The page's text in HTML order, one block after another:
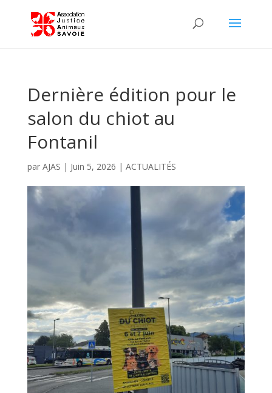
Dernière édition pour le
salon du chiot au
Fontanil
par AJAS | Juin 5, 2026 | ACTUALITÉS